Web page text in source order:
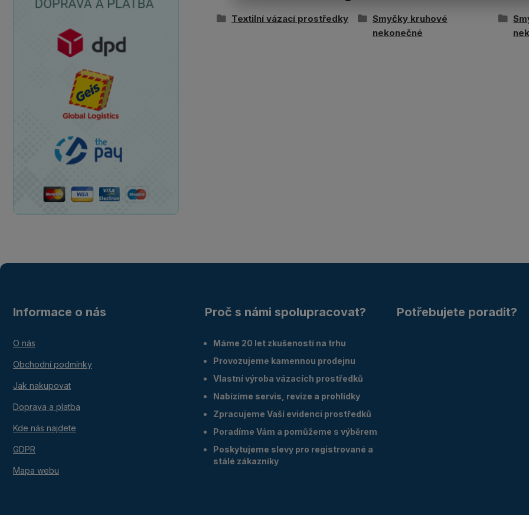
Textilní vázací prostředky
Smyčky kruhové
nekonečné
Informace o nás
O nás
Obchodní podmínky
Jak nakupovat
Doprava a platba
Kde nás najdete
GDPR
Mapa webu
Proč s námi spolupracovat?
Máme 20 let zkušeností na trhu
Provozujeme kamennou prodejnu
Vlastní výroba vázacích prostředků
Nabízíme servis, revize a prohlídky
Zpracujeme Vaší evidenci prostředků
Poradíme Vám a pomůžeme s výběrem
Poskytujeme slevy pro registrované a
stálé zákazníky
Potřebujete poradit?